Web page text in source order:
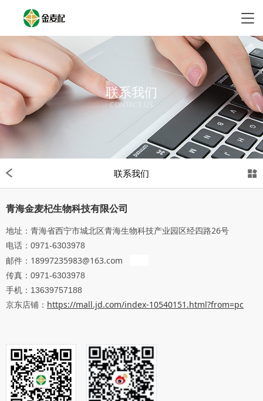
联系我们
CONTACT US
联系我们
青海金麦杞生物科技有限公司
地址：青海省西宁市城北区青海生物科技产业园区经四路26号
电话： 0971-6303978
邮件：18997235983@163.com
传真： 0971-6303978
手机： 13639757188
京东店铺： https://mall.jd.com/index-10540151.html?from=pc